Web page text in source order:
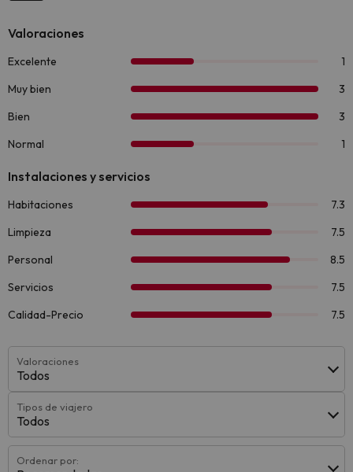
Valoraciones
Todos
Tipos de viajero
Todos
Ordenar por: